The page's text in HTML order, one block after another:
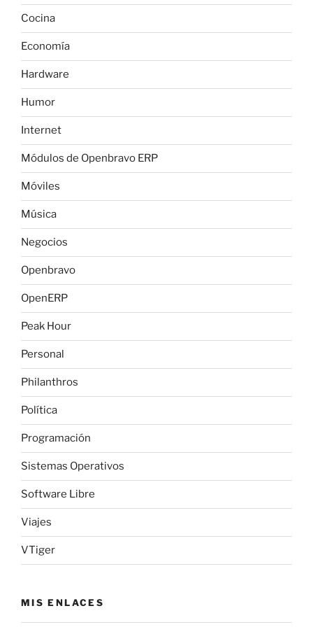
Cocina
Economía
Hardware
Humor
Internet
Módulos de Openbravo ERP
Móviles
Música
Negocios
Openbravo
OpenERP
Peak Hour
Personal
Philanthros
Política
Programación
Sistemas Operativos
Software Libre
Viajes
VTiger
MIS ENLACES